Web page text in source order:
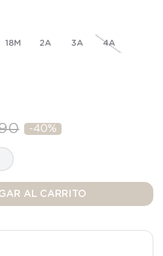
18M 2A 3A 4A
-40%
AL CARRITO